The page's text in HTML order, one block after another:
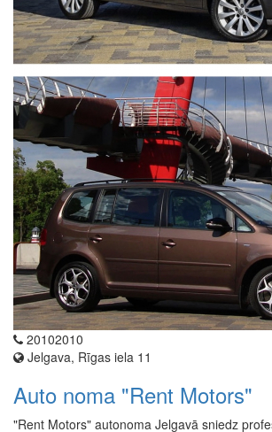
20102010
Jelgava, Rīgas iela 11
Auto noma "Rent Motors"
"Rent Motors" autonoma Jelgavā sniedz